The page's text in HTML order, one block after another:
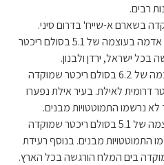
רבים.
23 באפריל 1979 – רעידת אדמה בעוצמה של 5.1 בסולם ריכטר
ישראל, ירדן ולבנון.
1955 – רעידת אדמה בעוצמה של 6.2 בסולם ריכטר שמוקדה
כ-100 קילומטר דרומית לאילת. בעיר אילת נפערו
נרשמו התמוטטויות מבנים.
2004 – רעידת אדמה בעוצמה של 5.1 בסולם ריכטר שמוקדה
התמוטטויות מבנים. בנוסף רעידת